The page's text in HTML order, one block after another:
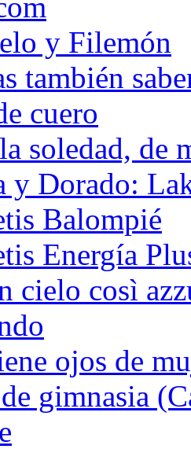
y Filemón
también
cuero
soledad, de
y Dorado:
Balompié
Energía
cielo così
ojos de
gimnasia